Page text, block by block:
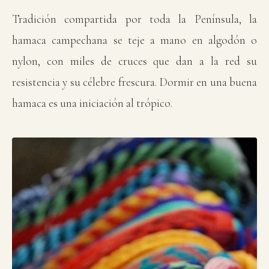
Tradición compartida por toda la Península, la
hamaca campechana se teje a mano en algodón o
nylon, con miles de cruces que dan a la red su
resistencia y su célebre frescura. Dormir en una buena
hamaca es una iniciación al trópico.